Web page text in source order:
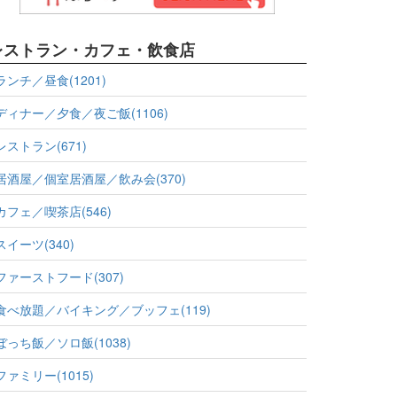
ストラン・カフェ・飲食店
ンチ／昼食(1201)
ィナー／夕食／夜ご飯(1106)
ストラン(671)
酒屋／個室居酒屋／飲み会(370)
フェ／喫茶店(546)
イーツ(340)
ァーストフード(307)
べ放題／バイキング／ブッフェ(119)
っち飯／ソロ飯(1038)
ァミリー(1015)